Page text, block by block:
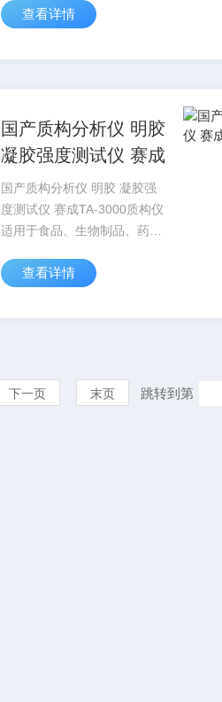
硬度、酥脆性、弹性、咀嚼
度、粘着性、胶着性、粘聚
查看详情
国产质构分析仪 明胶
凝胶强度测试仪 赛成
国产质构分析仪 明胶 凝胶强
度测试仪 赛成TA-3000质构仪
适用于食品、生物制品、药
进行产品的硬度、酥脆性、弹
纤维强度、粘着性、胶着性、
查看详情
下一页 末页 跳转到第